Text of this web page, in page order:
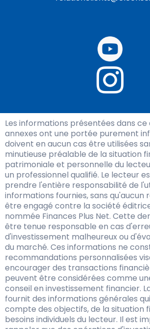
Les informations présentées dans
annexes ont une portée purement
doivent en aucun cas être utilisées
minutieuse préalable de la situation
patrimoniale et personnelle du
un professionnel qualifié. Le lecteur
prendre l'entière responsabilité de
informations fournies, sans qu'aucun
être engagé contre la société
nommée Finances Plus Net. Cette
être tenue responsable en cas
d'investissement malheureux ou
du marché. Ces informations ne
recommandations personnalisées
encourager des transactions
peuvent être considérées comme
conseil en investissement financier.
fournit des informations générales
compte des objectifs, de la situation
besoins individuels du lecteur. Il est